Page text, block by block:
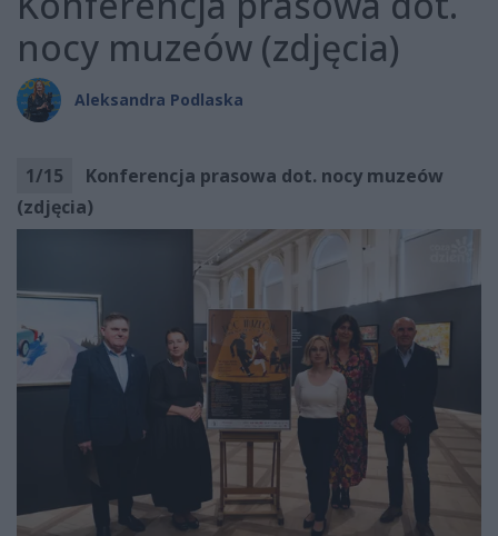
nocy muzeów (zdjęcia)
Aleksandra Podlaska
1/15
Konferencja prasowa dot. nocy muzeów
(zdjęcia)